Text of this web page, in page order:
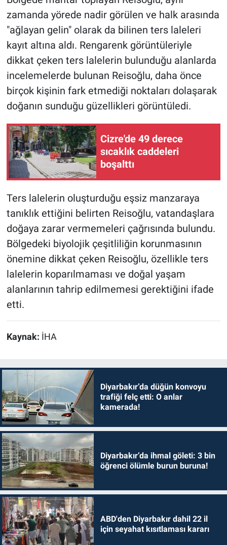
zamanda yörede nadir görülen ve halk arasında
"ağlayan gelin" olarak da bilinen ters laleleri
kayıt altına aldı. Rengarenk görüntüleriyle
dikkat çeken ters lalelerin bulunduğu alanlarda
incelemelerde bulunan Reisoğlu, daha önce
birçok kişinin fark etmediği noktaları dolaşarak
doğanın sunduğu güzellikleri görüntüledi.
Cizre'de 49 derece
sıcaklık caddeleri
boşalttı
Ters lalelerin oluşturduğu eşsiz manzaraya
tanıklık ettiğini belirten Reisoğlu, vatandaşlara
doğaya zarar vermemeleri çağrısında bulundu.
Bölgedeki biyolojik çeşitliliğin korunmasının
önemine dikkat çeken Reisoğlu, özellikle ters
lalelerin koparılmaması ve doğal yaşam
alanlarının tahrip edilmemesi gerektiğini ifade
etti.
Kaynak: İHA
Diyarbakır’da düğün konvoyu
trafiği felç etti: O anlar
kamerada!
Diyarbakır’da ihmal göleti: 3 bin
öğrenci ölümle burun buruna!
ABD'den Diyarbakır dahil 22 il
için seyahat kısıtlaması kararı